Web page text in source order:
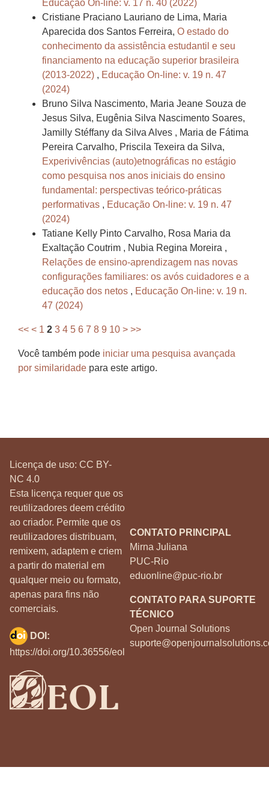
Educação On-line: v. 17 n. 40 (2022)
Cristiane Praciano Lauriano de Lima, Maria
Aparecida dos Santos Ferreira, O estado do
conhecimento da assistência estudantil e seu
financiamento na educação superior brasileira
(2013-2022) , Educação On-line: v. 19 n. 47
(2024)
Bruno Silva Nascimento, Maria Jeane Souza de
Jesus Silva, Eugênia Silva Nascimento Soares,
Jamilly Stéffany da Silva Alves , Maria de Fátima
Pereira Carvalho, Priscila Texeira da Silva,
Experivivências (auto)etnográficas no estágio
como pesquisa nos anos iniciais do ensino
fundamental: perspectivas teórico-práticas
performativas , Educação On-line: v. 19 n. 47
(2024)
Tatiane Kelly Pinto Carvalho, Rosa Maria da
Exaltação Coutrim , Nubia Regina Moreira ,
Relações de ensino-aprendizagem nas novas
configurações familiares: os avós cuidadores e a
educação dos netos , Educação On-line: v. 19 n.
47 (2024)
<< < 1 2 3 4 5 6 7 8 9 10 > >>
Você também pode iniciar uma pesquisa avançada
por similaridade para este artigo.
Licença de uso: CC BY-
NC 4.0
Esta licença requer que os
reutilizadores deem crédito
ao criador. Permite que os
reutilizadores distribuam,
remixem, adaptem e criem
a partir do material em
qualquer meio ou formato,
apenas para fins não
comerciais.
CONTATO PRINCIPAL
Mirna Juliana
PUC-Rio
eduonline@puc-rio.br
CONTATO PARA SUPORTE
TÉCNICO
Open Journal Solutions
DOI:
https://doi.org/10.36556/eol